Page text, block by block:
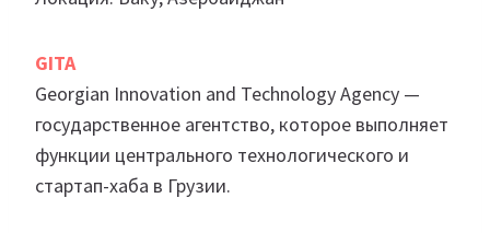
GITA
Georgian Innovation and Technology Agency —
государственное агентство, которое выполняет
функции центрального технологического и
стартап-хаба в Грузии.